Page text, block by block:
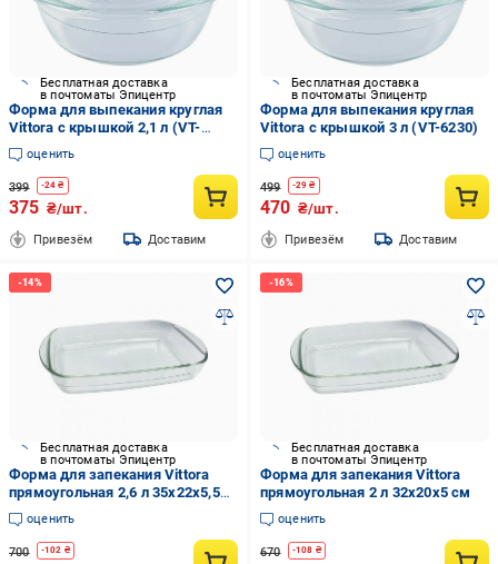
Бесплатная доставка
в почтоматы Эпицентр
Форма для выпекания круглая
Vittora с крышкой 2,1 л (VT-
6221)
оценить
399 -24 ₴
375 ₴/шт.
Привезём Доставим
Бесплатная доставка
в почтоматы Эпицентр
Форма для выпекания круглая
Vittora с крышкой 3 л (VT-6230)
оценить
499 -29 ₴
470 ₴/шт.
Привезём Доставим
Бесплатная доставка
в почтоматы Эпицентр
Форма для запекания Vittora
прямоугольная 2,6 л 35х22х5,5
см
оценить
700 -102 ₴
Бесплатная доставка
в почтоматы Эпицентр
Форма для запекания Vittora
прямоугольная 2 л 32х20х5 см
оценить
670 -108 ₴